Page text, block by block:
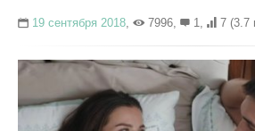
19 сентября 2018, 7996, 1, 7 (3.7